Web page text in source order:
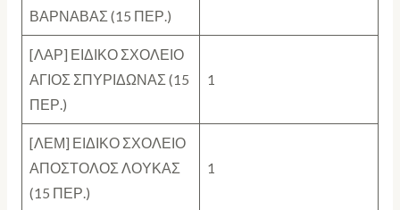
ΒΑΡΝΑΒΑΣ (15 ΠΕΡ.)
[ΛΑΡ] ΕΙΔΙΚΟ ΣΧΟΛΕΙΟ
ΑΓΙΟΣ ΣΠΥΡΙΔΩΝΑΣ (15
ΠΕΡ.)
1
[ΛΕΜ] ΕΙΔΙΚΟ ΣΧΟΛΕΙΟ
ΑΠΟΣΤΟΛΟΣ ΛΟΥΚΑΣ
(15 ΠΕΡ.)
1